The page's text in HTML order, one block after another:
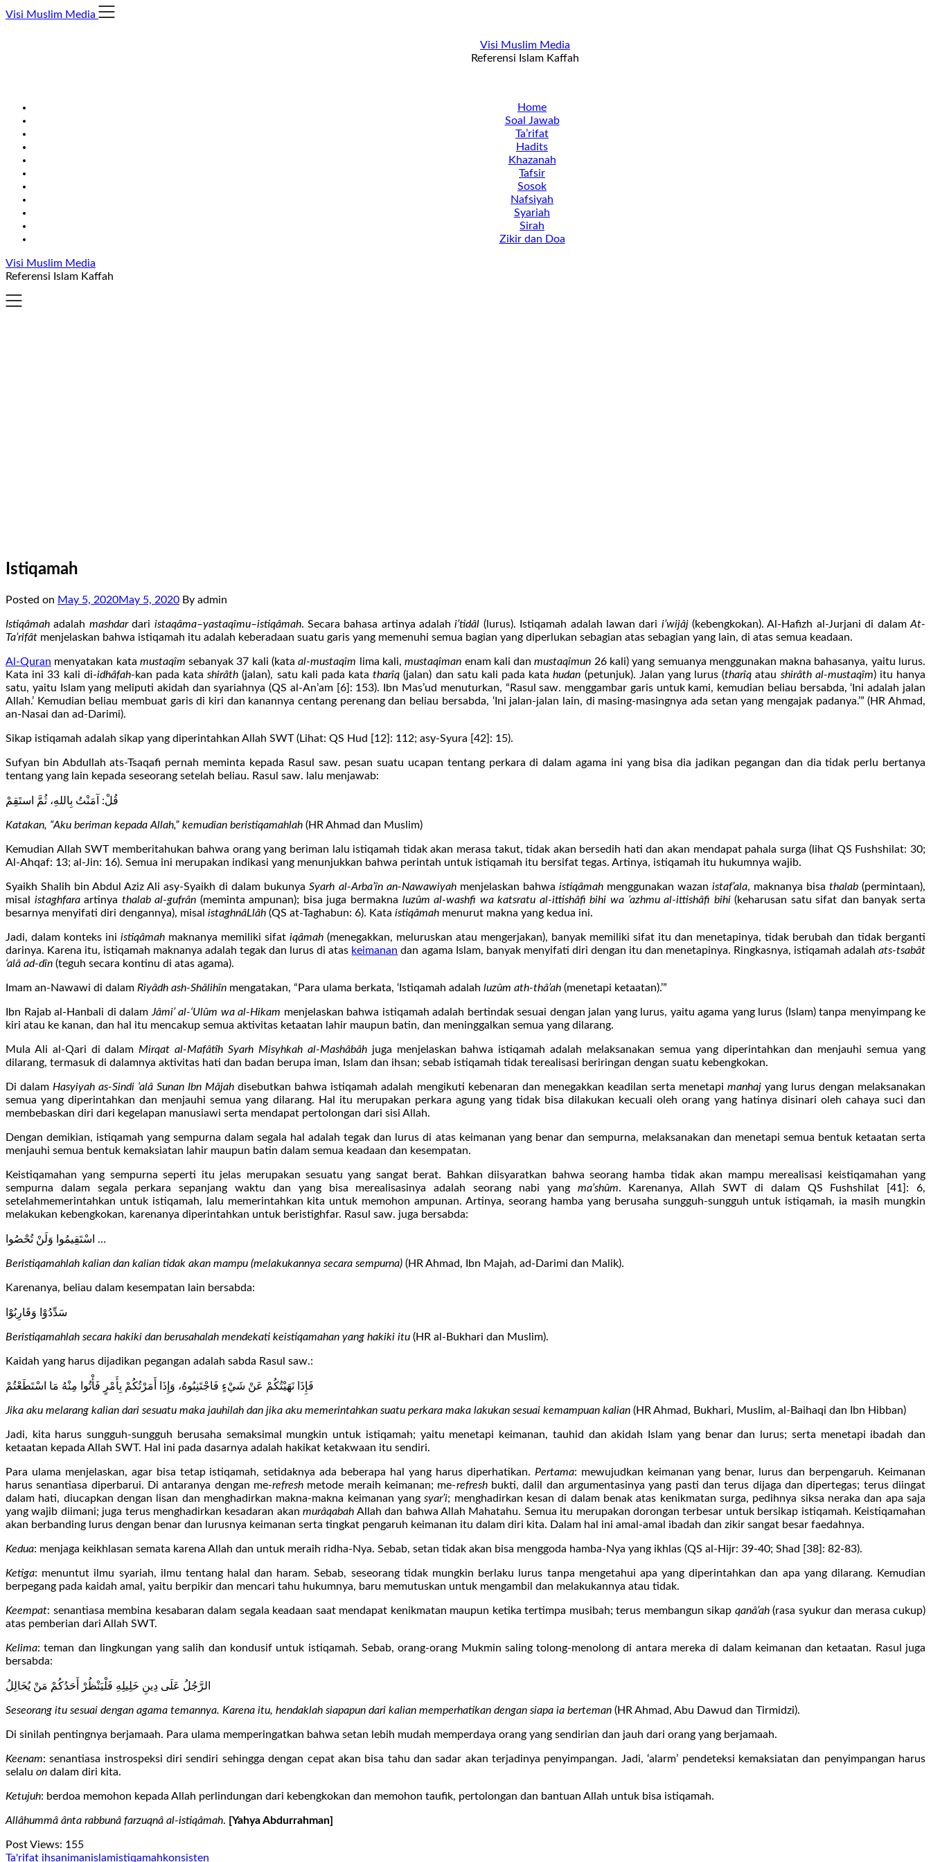
Skip
Visi Muslim Media
Visi Muslim Media
Referensi Islam Kaffah
Home
Soal Jawab
Ta’rifat
Hadits
Khazanah
Tafsir
Sosok
Nafsiyah
Syariah
Sirah
Zikir dan Doa
Visi Muslim Media
Referensi Islam Kaffah
Istiqamah
Posted on May 5, 2020May 5, 2020 By admin
Istiqâmah adalah mashdardari istaqâma–yastaqîmu–istiqâmah. Secara bahasa artinya adalahi’tidâl (lurus). Istiqamah adalah lawan dari i’wijâj(kebengkokan). Al-Hafizh al-Jurjani di dalamAt-
Ta’rifât menjelaskan bahwa istiqamah itu adalah keberadaan suatu garis yang memenuhi semua bagian yang diperlukan sebagian atas sebagian yang lain, di atas semua keadaan.
Al-Quran menyatakan kata mustaqîm sebanyak 37 kali (kataal-mustaqîm lima kali,mustaqîman enam kali danmustaqîmun 26 kali) yang semuanya menggunakan makna bahasanya, yaitu lurus.
Kata ini 33 kali di-idhâfah-kan pada katashirâth(jalan), satu kali pada katatharîq (jalan) dan satu kali pada katahudan (petunjuk). Jalan yang lurus (tharîq atau shirâth al-mustaqîm) itu hanya
satu, yaitu Islam yang meliputi akidah dan syariahnya (QS al-An’am [6]: 153). Ibn Mas’ud menuturkan, “Rasul saw. menggambar garis untuk kami, kemudian beliau bersabda, ‘Ini adalah jalan
Allah.’ Kemudian beliau membuat garis di kiri dan kanannya centang perenang dan beliau bersabda, ‘Ini jalan-jalan lain, di masing-masingnya ada setan yang mengajak padanya.’” (HR Ahmad,
an-Nasai dan ad-Darimi).
Sikap istiqamah adalah sikap yang diperintahkan Allah SWT (Lihat: QS Hud [12]: 112; asy-Syura [42]: 15).
Sufyan bin Abdullah ats-Tsaqafi pernah meminta kepada Rasul saw. pesan suatu ucapan tentang perkara di dalam agama ini yang bisa dia jadikan pegangan dan dia tidak perlu bertanya
tentang yang lain kepada seseorang setelah beliau. Rasul saw. lalu menjawab:
قُلْ: آمَنْتُ بِاللهِ، ثُمَّ استَقِمْ
Katakan, “Aku beriman kepada Allah,” kemudian beristiqamahlah (HR Ahmad dan Muslim)
Kemudian Allah SWT memberitahukan bahwa orang yang beriman lalu istiqamah tidak akan merasa takut, tidak akan bersedih hati dan akan mendapat pahala surga (lihat QS Fushshilat: 30;
Al-Ahqaf: 13; al-Jin: 16). Semua ini merupakan indikasi yang menunjukkan bahwa perintah untuk istiqamah itu bersifat tegas. Artinya, istiqamah itu hukumnya wajib.
Syaikh Shalih bin Abdul Aziz Ali asy-Syaikh di dalam bukunyaSyarh al-Arba’în an-Nawawiyahmenjelaskan bahwa istiqâmahmenggunakan wazan istaf’ala, maknanya bisa thalab(permintaan),
misal istaghfaraartinya thalab al-gufrân (meminta ampunan); bisa juga bermakna luzûm al-washfi wa katsratu al-ittishâfi bihi wa ‘azhmu al-ittishâfi bihi(keharusan satu sifat dan banyak serta
besarnya menyifati diri dengannya), misal istaghnâLlâh (QS at-Taghabun: 6). Kata istiqâmah menurut makna yang kedua ini.
Jadi, dalam konteks ini istiqâmah maknanya memiliki sifat iqâmah (menegakkan, meluruskan atau mengerjakan), banyak memiliki sifat itu dan menetapinya, tidak berubah dan tidak berganti
darinya. Karena itu, istiqamah maknanya adalah tegak dan lurus di atas keimanan dan agama Islam, banyak menyifati diri dengan itu dan menetapinya. Ringkasnya, istiqamah adalahats-tsabât
‘alâ ad-dîn (teguh secara kontinu di atas agama).
Imam an-Nawawi di dalam Riyâdh ash-Shâlihîn mengatakan, “Para ulama berkata, ‘Istiqamah adalah luzûm ath-thâ’ah (menetapi ketaatan).’”
Ibn Rajab al-Hanbali di dalam Jâmi’ al-‘Ulûm wa al-Hikam menjelaskan bahwa istiqamah adalah bertindak sesuai dengan jalan yang lurus, yaitu agama yang lurus (Islam) tanpa menyimpang ke
kiri atau ke kanan, dan hal itu mencakup semua aktivitas ketaatan lahir maupun batin, dan meninggalkan semua yang dilarang.
Mula Ali al-Qari di dalam Mirqat al-Mafâtîh Syarh Misyhkah al-Mashâbâhjuga menjelaskan bahwa istiqamah adalah melaksanakan semua yang diperintahkan dan menjauhi semua yang
dilarang, termasuk di dalamnya aktivitas hati dan badan berupa iman, Islam dan ihsan; sebab istiqamah tidak terealisasi beriringan dengan suatu kebengkokan.
Di dalam Hasyiyah as-Sindi ‘alâ Sunan Ibn Mâjah disebutkan bahwa istiqamah adalah mengikuti kebenaran dan menegakkan keadilan serta menetapi manhajyang lurus dengan melaksanakan
semua yang diperintahkan dan menjauhi semua yang dilarang. Hal itu merupakan perkara agung yang tidak bisa dilakukan kecuali oleh orang yang hatinya disinari oleh cahaya suci dan
membebaskan diri dari kegelapan manusiawi serta mendapat pertolongan dari sisi Allah.
Dengan demikian, istiqamah yang sempurna dalam segala hal adalah tegak dan lurus di atas keimanan yang benar dan sempurna, melaksanakan dan menetapi semua bentuk ketaatan serta
menjauhi semua bentuk kemaksiatan lahir maupun batin dalam semua keadaan dan kesempatan.
Keistiqamahan yang sempurna seperti itu jelas merupakan sesuatu yang sangat berat. Bahkan diisyaratkan bahwa seorang hamba tidak akan mampu merealisasi keistiqamahan yang
sempurna dalam segala perkara sepanjang waktu dan yang bisa merealisasinya adalah seorang nabi yang ma’shûm. Karenanya, Allah SWT di dalam QS Fushshilat [41]: 6,
setelahmemerintahkan untuk istiqamah, lalu memerintahkan kita untuk memohon ampunan. Artinya, seorang hamba yang berusaha sungguh-sungguh untuk istiqamah, ia masih mungkin
melakukan kebengkokan, karenanya diperintahkan untuk beristighfar. Rasul saw. juga bersabda:
اسْتَقِيمُوا وَلَنْ تُحْصُوا …
Beristiqamahlah kalian dan kalian tidak akan mampu (melakukannya secara sempurna) (HR Ahmad, Ibn Majah, ad-Darimi dan Malik).
Karenanya, beliau dalam kesempatan lain bersabda:
سَدِّدُوْا وَقَارِبُوْا
Beristiqamahlah secara hakiki dan berusahalah mendekati keistiqamahan yang hakiki itu (HR al-Bukhari dan Muslim).
Kaidah yang harus dijadikan pegangan adalah sabda Rasul saw.:
فَإِذَا نَهَيْتُكُمْ عَنْ شَيْءٍ فَاجْتَنِبُوهُ، وَإِذَا أَمَرْتُكُمْ بِأَمْرٍ فَأْتُوا مِنْهُ مَا اسْتَطَعْتُمْ
Jika aku melarang kalian dari sesuatu maka jauhilah dan jika aku memerintahkan suatu perkara maka lakukan sesuai kemampuan kalian (HR Ahmad, Bukhari, Muslim, al-Baihaqi dan Ibn Hibban)
Jadi, kita harus sungguh-sungguh berusaha semaksimal mungkin untuk istiqamah; yaitu menetapi keimanan, tauhid dan akidah Islam yang benar dan lurus; serta menetapi ibadah dan
ketaatan kepada Allah SWT. Hal ini pada dasarnya adalah hakikat ketakwaan itu sendiri.
Para ulama menjelaskan, agar bisa tetap istiqamah, setidaknya ada beberapa hal yang harus diperhatikan. Pertama: mewujudkan keimanan yang benar, lurus dan berpengaruh. Keimanan
harus senantiasa diperbarui. Di antaranya dengan me-refresh metode meraih keimanan; me-refreshbukti, dalil dan argumentasinya yang pasti dan terus dijaga dan dipertegas; terus diingat
dalam hati, diucapkan dengan lisan dan menghadirkan makna-makna keimanan yangsyar’i; menghadirkan kesan di dalam benak atas kenikmatan surga, pedihnya siksa neraka dan apa saja
yang wajib diimani; juga terus menghadirkan kesadaran akanmurâqabah Allah dan bahwa Allah Mahatahu. Semua itu merupakan dorongan terbesar untuk bersikap istiqamah. Keistiqamahan
akan berbanding lurus dengan benar dan lurusnya keimanan serta tingkat pengaruh keimanan itu dalam diri kita. Dalam hal ini amal-amal ibadah dan zikir sangat besar faedahnya.
Kedua: menjaga keikhlasan semata karena Allah dan untuk meraih ridha-Nya. Sebab, setan tidak akan bisa menggoda hamba-Nya yang ikhlas (QS al-Hijr: 39-40; Shad [38]: 82-83).
Ketiga: menuntut ilmu syariah, ilmu tentang halal dan haram. Sebab, seseorang tidak mungkin berlaku lurus tanpa mengetahui apa yang diperintahkan dan apa yang dilarang. Kemudian
berpegang pada kaidah amal, yaitu berpikir dan mencari tahu hukumnya, baru memutuskan untuk mengambil dan melakukannya atau tidak.
Keempat: senantiasa membina kesabaran dalam segala keadaan saat mendapat kenikmatan maupun ketika tertimpa musibah; terus membangun sikap qanâ’ah(rasa syukur dan merasa cukup)
atas pemberian dari Allah SWT.
Kelima: teman dan lingkungan yang salih dan kondusif untuk istiqamah. Sebab, orang-orang Mukmin saling tolong-menolong di antara mereka di dalam keimanan dan ketaatan. Rasul juga
bersabda:
الرَّجُلُ عَلَى دِينِ خَلِيلِهِ فَلْيَنْظُرْ أَحَدُكُمْ مَنْ يُخَالِلُ
Seseorang itu sesuai dengan agama temannya. Karena itu, hendaklah siapapun dari kalian memperhatikan dengan siapa ia berteman (HR Ahmad, Abu Dawud dan Tirmidzi).
Di sinilah pentingnya berjamaah. Para ulama memperingatkan bahwa setan lebih mudah memperdaya orang yang sendirian dan jauh dari orang yang berjamaah.
Keenam: senantiasa instrospeksi diri sendiri sehingga dengan cepat akan bisa tahu dan sadar akan terjadinya penyimpangan. Jadi, ‘alarm’ pendeteksi kemaksiatan dan penyimpangan harus
selalu on dalam diri kita.
Ketujuh: berdoa memohon kepada Allah perlindungan dari kebengkokan dan memohon taufik, pertolongan dan bantuan Allah untuk bisa istiqamah.
Allâhummâ ânta rabbunâ farzuqnâ al-istiqâmah. [Yahya Abdurrahman]
Post Views: 155
Ta'rifat ihsanimanislamistiqamahkonsisten